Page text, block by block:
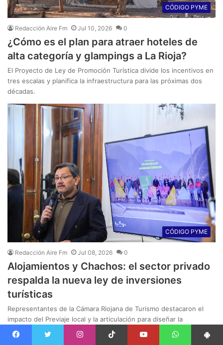
CÓDIGO PYME
Redacción Aire Fm Jul 10, 2026 0
¿Cómo es el plan para atraer hoteles de
alta categoría y glampings a La Rioja?
El Proyecto de Ley de Promoción Turística divide los incentivos en
tres escalas y planifica la infraestructura para las próximas dos
décadas.
CÓDIGO PYME
Redacción Aire Fm Jul 08, 2026 0
Alojamientos y Chachos: el sector privado
respalda la nueva ley de inversiones
turísticas
Representantes de la Cámara Riojana de Turismo destacaron el
impacto del Previaje local y la articulación para diseñar la
normativa.